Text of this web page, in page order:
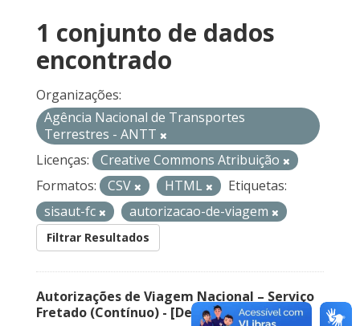
1 conjunto de dados
encontrado
Organizações:
Agência Nacional de Transportes
Terrestres - ANTT
Licenças:
Creative Commons Atribuição
Formatos:
CSV HTML
Etiquetas:
sisaut-fc
autorizacao-de-viagem
Filtrar Resultados
Autorizações de Viagem Nacional – Serviço
Fretado (Contínuo) - [Descontinuado]